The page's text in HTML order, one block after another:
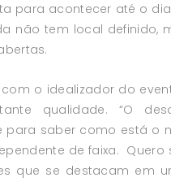
para acontecer até o
não tem local definido,
o idealizador do
qualidade. “O
para saber como está o
de faixa. Quero
que se destacam em